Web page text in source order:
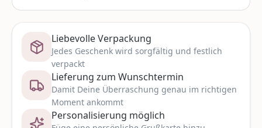
Liebevolle Verpackung
Jedes Geschenk wird sorgfältig und festlich
verpackt
Lieferung zum Wunschtermin
Damit Deine Überraschung genau im richtigen
Moment ankommt
Personalisierung möglich